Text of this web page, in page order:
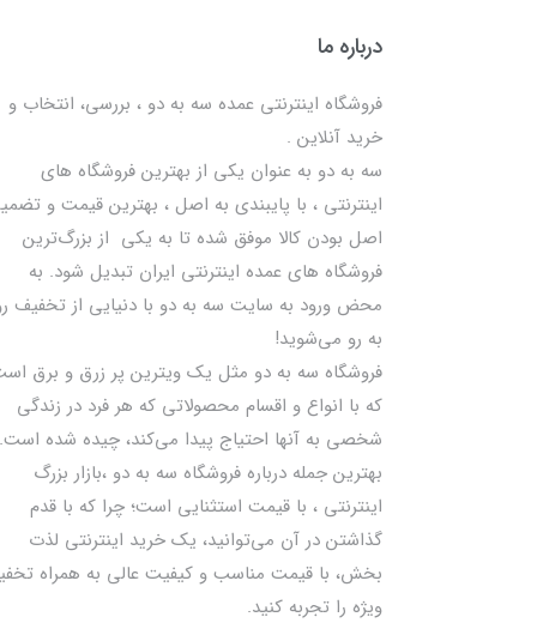
درباره ما
فروشگاه اینترنتی عمده سه به دو ، بررسی، انتخاب و
خرید آنلاین .
سه به دو به عنوان یکی از بهترين فروشگاه های
اینترنتی ، با پایبندی به اصل ، بهترين قيمت و
اصل‌ بودن کالا موفق شده تا به يكي از بزرگ‌ترين
فروشگاه هاي عمده اینترنتی ایران تبدیل شود. به
محض ورود به سایت سه به دو با دنیایی از تخفيف
به رو می‌شوید!
فروشگاه سه به دو مثل یک ویترین پر زرق و برق
که با انواع و اقسام محصولاتی که هر فرد در زندگی
شخصی به آنها احتیاج پیدا می‌کند، چیده شده است.
بهترين جمله درباره فروشگاه سه به دو ،بازار بزرگ
اینترنتی ، با قيمت استثنايي است؛ چرا که با قدم
گذاشتن در آن می‌توانید، یک خرید اینترنتی لذت
بخش، با قیمت مناسب و کیفیت عالی به همراه
ویژه را تجربه کنید.